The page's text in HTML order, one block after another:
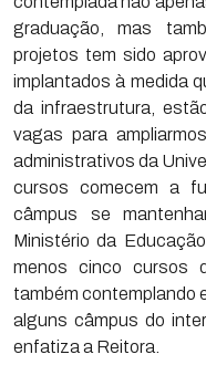
graduação, mas
projetos tem sido
implantados à medida
da infraestrutura,
vagas para
administrativos da
cursos comecem a
câmpus se
Ministério da
menos cinco cursos
também contemplando
alguns câmpus do
enfatiza a Reitora.